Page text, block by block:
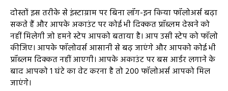
दोस्तों इस तरीके से इंस्टाग्राम पर बिना लॉग-इन किया फॉलोअर्स बढ़ा
सकते हैं और आपके अकाउंट पर कोई भी दिक्कत प्रॉब्लम देखने को
नहीं मिलेगी जो हमने स्टेप आपको बताया है। आप उसी स्टेप को फॉलो
कीजिए। आपके फॉलोवर्स आसानी से बढ़ जाएंगे और आपको कोई भी
प्रॉब्लम दिक्कत नहीं आएगी। आपके अकाउंट पर बस आर्डर लगाने के
बाद आपको 1 घंटे का वेट करना है तो 200 फॉलोअर्स आपको मिल
जाएंगे।